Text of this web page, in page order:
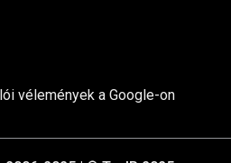
vélemények a Google-on